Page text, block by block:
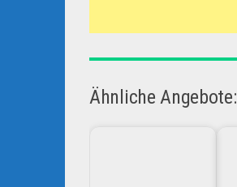
Ähnliche Angebote: